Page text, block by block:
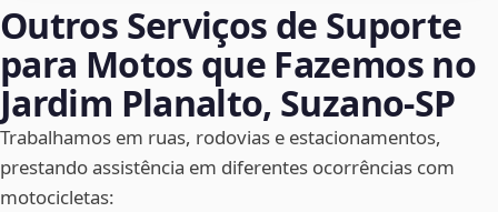
Outros Serviços de Suporte
para Motos que Fazemos no
Jardim Planalto, Suzano‑SP
Trabalhamos em ruas, rodovias e estacionamentos,
prestando assistência em diferentes ocorrências com
motocicletas: